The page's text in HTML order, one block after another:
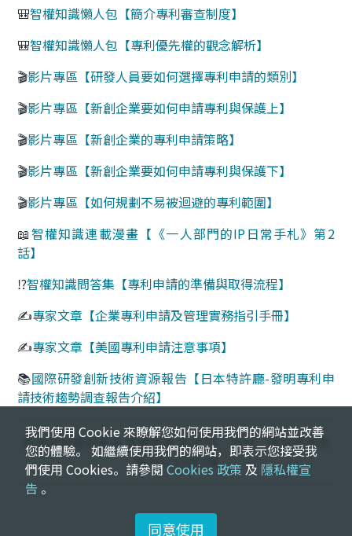
我們使用 Cookie 來瞭解您如何使用我們的網站並改善
您的體驗。 如繼續使用我們的網站，即表示您接受我
們使用 Cookies。請參閱 Cookies 政策 及 隱私權宣
告 。
同意使用